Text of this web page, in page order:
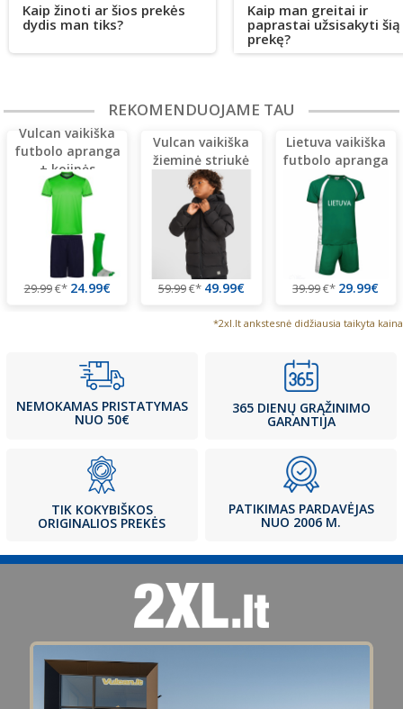
Kaip žinoti ar šios prekės
dydis man tiks?
Kaip man greitai ir
paprastai užsisakyti šią
prekę?
REKOMENDUOJAME TAU
Vulcan vaikiška
futbolo apranga
+ kojinės
29.99€* 24.99€
Vulcan vaikiška
žieminė striukė
59.99€* 49.99€
Lietuva vaikiška
futbolo apranga
39.99€* 29.99€
*2xl.lt ankstesnė didžiausia taikyta kaina
NEMOKAMAS PRISTATYMAS
NUO 50€
365 DIENŲ GRĄŽINIMO
GARANTIJA
TIK KOKYBIŠKOS
ORIGINALIOS PREKĖS
PATIKIMAS PARDAVĖJAS
NUO 2006 M.